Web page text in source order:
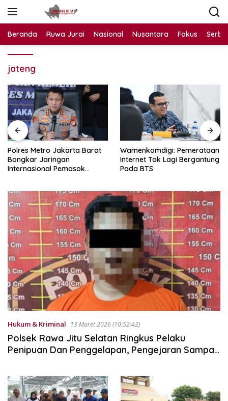
Beranda Ruwa Jurai Nasional Nusantara Fokus
jateng
Polres Metro Jakarta Barat
Bongkar Jaringan
Internasional Pemasok
Wamenkomdigi: Pemerataan
Internet Tak Lagi Bergantung
Pada BTS
Hukum & Kriminal 13 Maret 2026 (10:52:42)
Polsek Rawa Jitu Selatan Ringkus Pelaku
Penipuan Dan Penggelapan, Pengejaran Sampai